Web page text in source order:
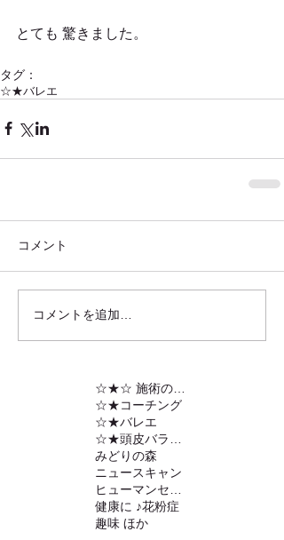
とても 驚きました。
タグ：
☆★バレエ
コメント
コメントを追加…
☆★コーチング
☆★バレエ
みどりの森
ニュースキャン
健康に ♪花粉症
趣味 ほか